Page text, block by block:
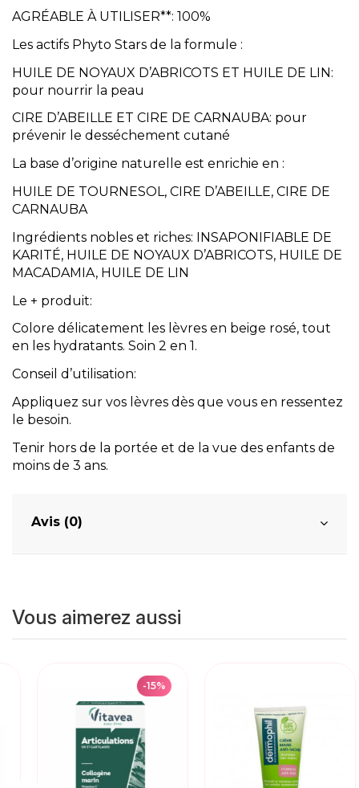
AGRÉABLE À UTILISER**: 100%
Les actifs Phyto Stars de la formule :
HUILE DE NOYAUX D’ABRICOTS ET HUILE DE LIN:
pour nourrir la peau
CIRE D’ABEILLE ET CIRE DE CARNAUBA: pour
prévenir le desséchement cutané
La base d’origine naturelle est enrichie en :
HUILE DE TOURNESOL, CIRE D’ABEILLE, CIRE DE
CARNAUBA
Ingrédients nobles et riches: INSAPONIFIABLE DE
KARITÉ, HUILE DE NOYAUX D’ABRICOTS, HUILE DE
MACADAMIA, HUILE DE LIN
Le + produit:
Colore délicatement les lèvres en beige rosé, tout
en les hydratants. Soin 2 en 1.
Conseil d’utilisation:
Appliquez sur vos lèvres dès que vous en ressentez
le besoin.
Tenir hors de la portée et de la vue des enfants de
moins de 3 ans.
Avis (0)
Vous aimerez aussi
-15%